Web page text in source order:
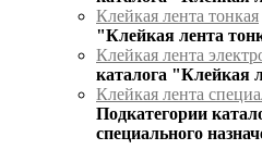
Клейкая лента тонкая
"Клейкая лента
Клейкая лента
каталога "Клейкая
Клейкая лента
Подкатегории
специального